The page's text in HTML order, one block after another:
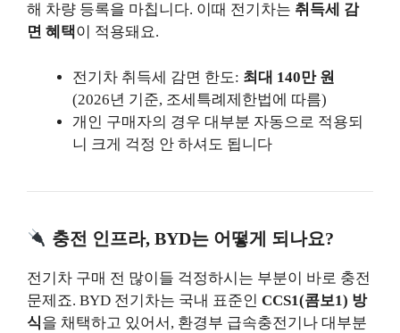
해 차량 등록을 마칩니다. 이때 전기차는 취득세 감
면 혜택이 적용돼요.
전기차 취득세 감면 한도: 최대 140만 원
(2026년 기준, 조세특례제한법에 따름)
개인 구매자의 경우 대부분 자동으로 적용되
니 크게 걱정 안 하셔도 됩니다
충전 인프라, BYD는 어떻게 되나요?
전기차 구매 전 많이들 걱정하시는 부분이 바로 충전
문제죠. BYD 전기차는 국내 표준인 CCS1(콤보1) 방
식을 채택하고 있어서, 환경부 급속충전기나 대부분